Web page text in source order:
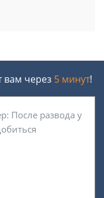
вам через 5 минут!